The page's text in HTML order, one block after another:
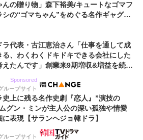
んの贈り物」森下裕美/キュートなゴマフ
シの“ゴマちゃん”をめぐる名作ギャグ4
ラ代表・古江恵治さん「仕事を通して成
る、わくわくドキドキできる会社にした
えたんです」創業来9期増収&増益を続け
Sponsored
ループサイト
史上に残る名作史劇『恋人』”演技の
グン・ミンが主人公の深い孤独や情愛
に表現【サランヘジョ韓ドラ】
ループサイト